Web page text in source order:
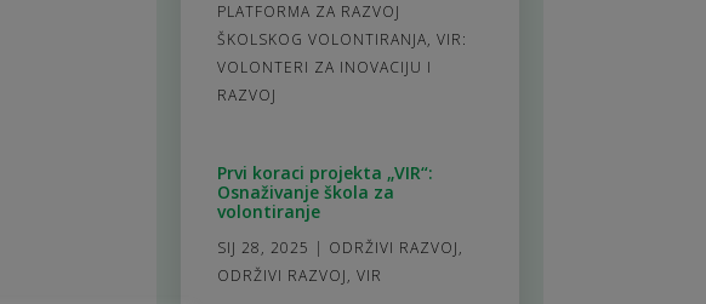
PLATFORMA ZA RAZVOJ
ŠKOLSKOG VOLONTIRANJA, VIR:
VOLONTERI ZA INOVACIJU I
RAZVOJ
Prvi koraci projekta „VIR“:
Osnaživanje škola za
volontiranje
SIJ 28, 2025 | ODRŽIVI RAZVOJ,
ODRŽIVI RAZVOJ, VIR